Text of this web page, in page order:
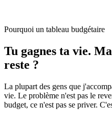
Pourquoi un tableau budgétaire
Tu gagnes ta vie.
reste ?
La plupart des gens que
vie. Le problème n'est pas le
budget, ce n'est pas se priver.